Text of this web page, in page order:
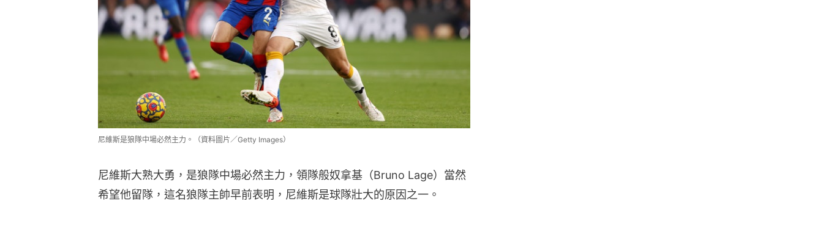
尼維斯是狼隊中場必然主力。（資料圖片／Getty Images）
尼維斯大熟大勇，是狼隊中場必然主力，領隊般奴拿基（Bruno Lage）當然
希望他留隊，這名狼隊主帥早前表明，尼維斯是球隊壯大的原因之一。